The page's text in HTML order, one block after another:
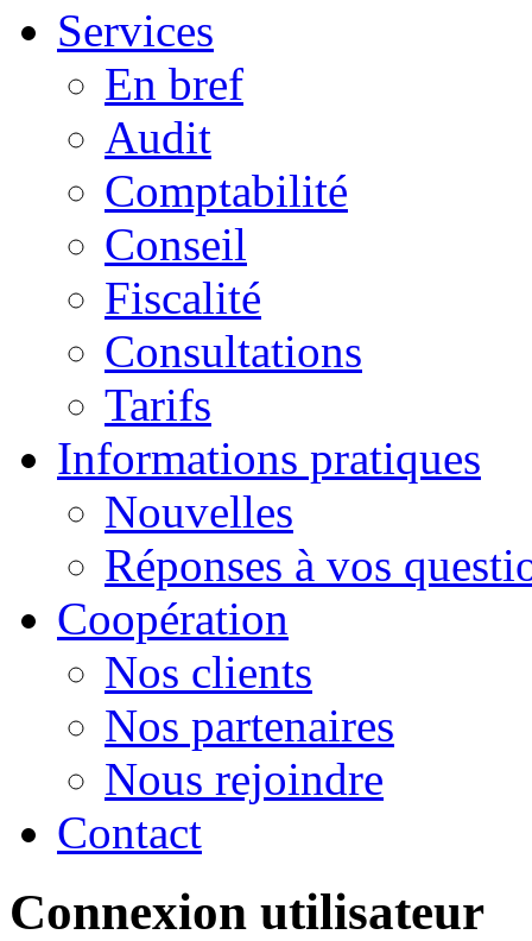
Services
En bref
Audit
Comptabilité
Conseil
Fiscalité
Consultations
Tarifs
Informations pratiques
Nouvelles
Réponses à vos
Сoopération
Nos clients
Nos partenaires
Nous rejoindre
Contact
Connexion utilisateur